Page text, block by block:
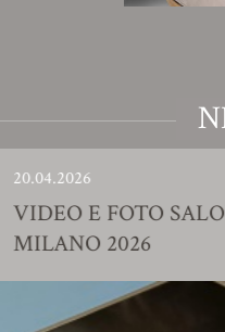
SALONE DEL